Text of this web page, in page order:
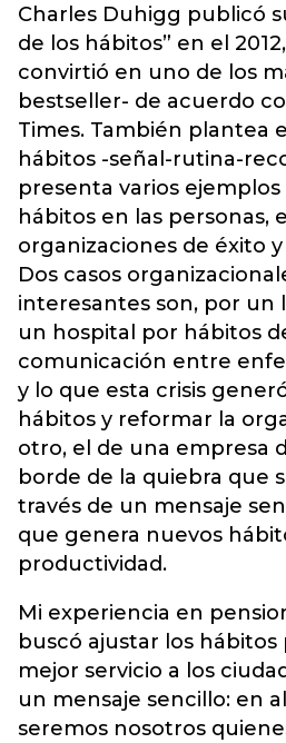
Charles Duhigg publicó
de los hábitos” en el
convirtió en uno de los
bestseller- de acuerdo
Times. También plantea
hábitos -señal-rutina-
presenta varios
hábitos en las personas,
organizaciones de éxito
Dos casos
interesantes son, por un
un hospital por hábitos
comunicación entre
y lo que esta crisis
hábitos y reformar la
otro, el de una empresa
borde de la quiebra que
través de un mensaje
que genera nuevos
productividad.
Mi experiencia en
buscó ajustar los
mejor servicio a los
un mensaje sencillo: en
seremos nosotros